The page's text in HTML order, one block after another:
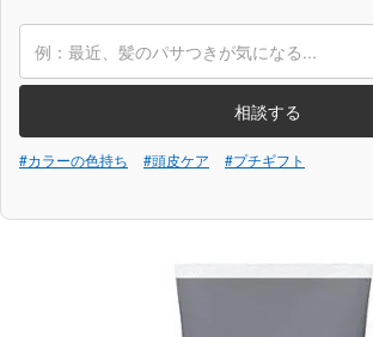
相談する
#カラーの色持ち #頭皮ケア #プチギフト